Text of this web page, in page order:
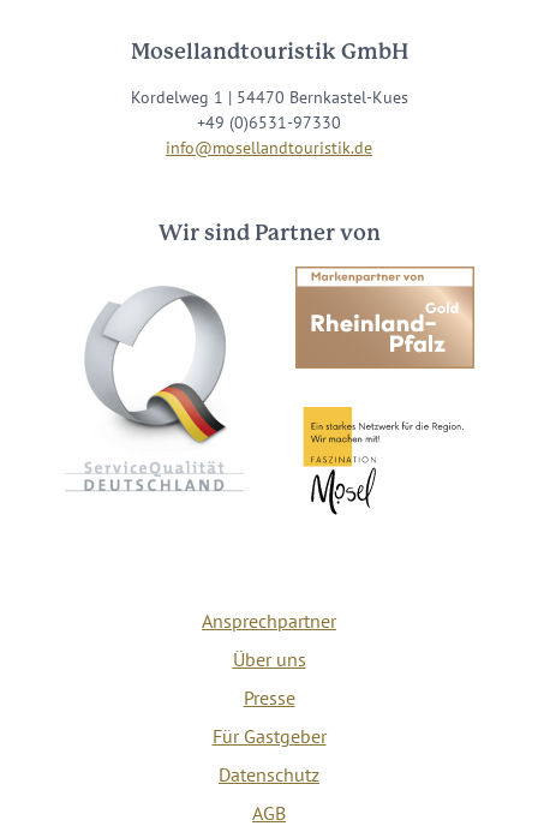
Mosellandtouristik GmbH
Kordelweg 1 | 54470 Bernkastel-Kues
+49 (0)6531-97330
info@mosellandtouristik.de
Wir sind Partner von
Ansprechpartner
Über uns
Presse
Für Gastgeber
Datenschutz
AGB